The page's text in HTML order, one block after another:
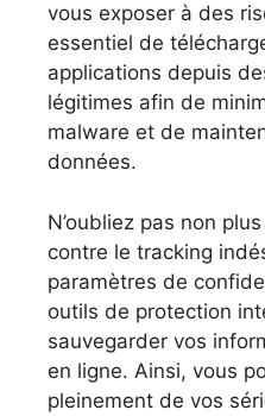
vous exposer à des
essentiel de
applications depuis
légitimes afin de
malware et de
données.
N’oubliez pas non
contre le tracking
paramètres de
outils de protection
sauvegarder vos
en ligne. Ainsi, vous
pleinement de vos